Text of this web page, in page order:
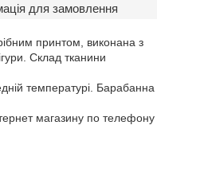
для замовлення
принтом, виконана з
Склад тканини
температурі. Барабанна
магазину по телефону